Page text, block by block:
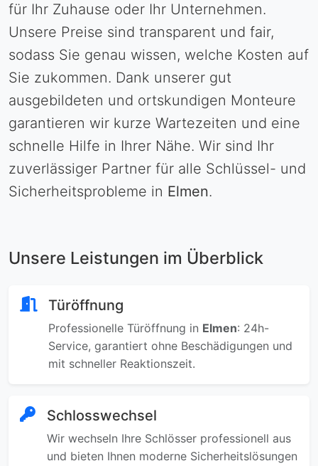
für Ihr Zuhause oder Ihr Unternehmen.
Unsere Preise sind transparent und fair,
sodass Sie genau wissen, welche Kosten auf
Sie zukommen. Dank unserer gut
ausgebildeten und ortskundigen Monteure
garantieren wir kurze Wartezeiten und eine
schnelle Hilfe in Ihrer Nähe. Wir sind Ihr
zuverlässiger Partner für alle Schlüssel- und
Sicherheitsprobleme in Elmen.
Unsere Leistungen im Überblick
Türöffnung
Professionelle Türöffnung in Elmen: 24h-
Service, garantiert ohne Beschädigungen und
mit schneller Reaktionszeit.
Schlosswechsel
Wir wechseln Ihre Schlösser professionell aus
und bieten Ihnen moderne Sicherheitslösungen